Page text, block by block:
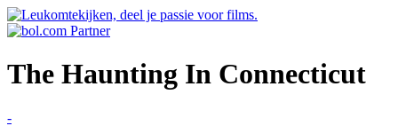
The Haunting In Connecticut
-